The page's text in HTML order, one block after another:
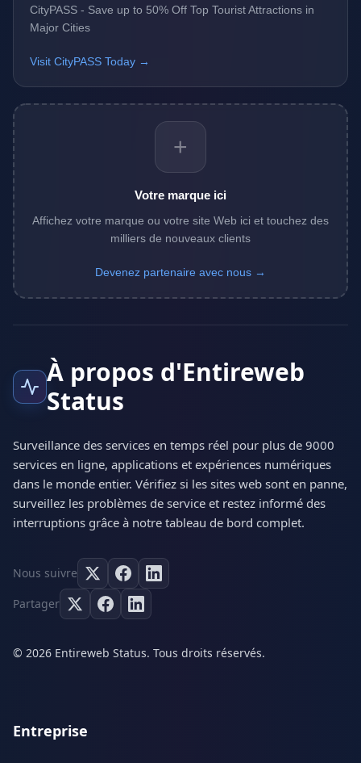
CityPASS - Save up to 50% Off Top Tourist Attractions in
Major Cities
Visit CityPASS Today →
+
Votre marque ici
Affichez votre marque ou votre site Web ici et touchez des
milliers de nouveaux clients
Devenez partenaire avec nous →
À propos d'Entireweb
Status
Surveillance des services en temps réel pour plus de 9000
services en ligne, applications et expériences numériques
dans le monde entier. Vérifiez si les sites web sont en panne,
surveillez les problèmes de service et restez informé des
interruptions grâce à notre tableau de bord complet.
Nous suivre
Partager
© 2026 Entireweb Status. Tous droits réservés.
Entreprise